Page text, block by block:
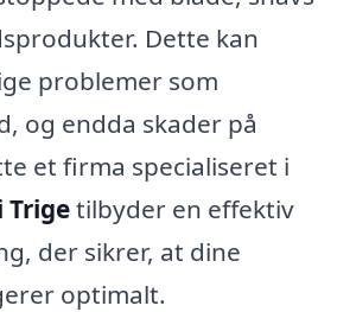
Dette kan
problemer som
og endda skader på
et firma specialiseret i
Trigetilbyder en effektiv
der sikrer, at dine
optimalt.